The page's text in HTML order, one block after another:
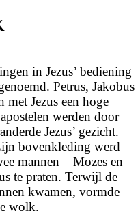
in Jezus’ bediening
Petrus, Jakobus
met Jezus een hoge
werden door
Jezus’ gezicht.
bovenkleding werd
mannen – Mozes en
te praten. Terwijl de
kwamen, vormde
wolk.